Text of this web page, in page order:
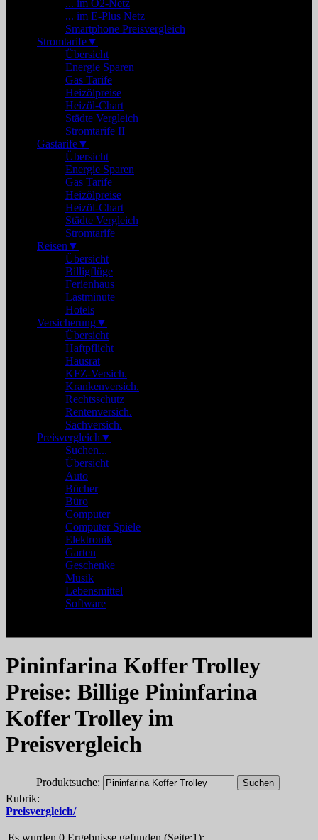
... im O2-Netz
... im E-Plus Netz
Smartphone Preisvergleich
Stromtarife▼
Übersicht
Energie Sparen
Gas Tarife
Heizölpreise
Heizöl-Chart
Städte Vergleich
Stromtarife II
Gastarife▼
Übersicht
Energie Sparen
Gas Tarife
Heizölpreise
Heizöl-Chart
Städte Vergleich
Stromtarife
Reisen ▼
Übersicht
Billigflüge
Ferienhaus
Lastminute
Hotels
Versicherung▼
Übersicht
Haftpflicht
Hausrat
KFZ-Versich.
Krankenversich.
Rechtsschutz
Rentenversich.
Sachversich.
Preisvergleich ▼
Suchen...
Übersicht
Auto
Bücher
Büro
Computer
Computer Spiele
Elektronik
Garten
Geschenke
Musik
Lebensmittel
Software
Pininfarina Koffer Trolley
Preise: Billige Pininfarina
Koffer Trolley im
Preisvergleich
Produktsuche:
Rubrik:
Preisvergleich/
Es wurden 0 Ergebnisse gefunden (Seite:1):